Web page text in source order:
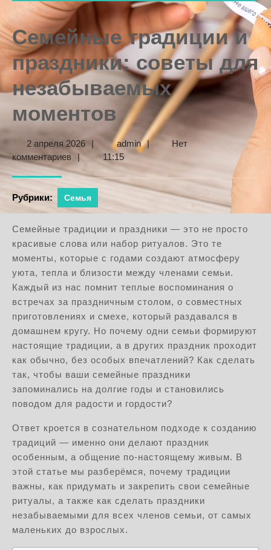
Семейные традиции и
праздники: советы для
незабываемых
моментов
2 апреля 20262
апреля
2026
| adminadmin
|
Нет
комментариев
| 11:15
Рубрики: Семья
Семейные традиции и праздники — это не просто
красивые слова или набор ритуалов. Это те
моменты, которые с годами создают атмосферу
уюта, тепла и близости между членами семьи.
Каждый из нас помнит теплые воспоминания о
встречах за праздничным столом, о совместных
приготовлениях и смехе, который раздавался в
домашнем кругу. Но почему одни семьи формируют
настоящие традиции, а в других праздник проходит
как обычно, без особых впечатлений? Как сделать
так, чтобы ваши семейные праздники
запоминались на долгие годы и становились
поводом для радости и гордости?
Ответ кроется в сознательном подходе к созданию
традиций — именно они делают праздник
особенным, а общение по-настоящему живым. В
этой статье мы разберёмся, почему традиции
важны, как придумать и закрепить свои семейные
ритуалы, а также как сделать праздники
незабываемыми для всех членов семьи, от самых
маленьких до взрослых.